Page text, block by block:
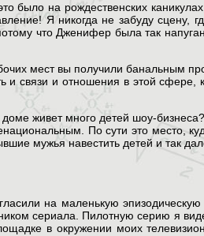
на рождественских
Я никогда не забуду сцену,
что Дженифер была так
мест вы получили банальным
и связи и отношения в этой
живет много детей шоу-бизнеса?
По сути это место,
мужья навестить детей и так
на маленькую
сериала. Пилотную серию я
в окружении моих